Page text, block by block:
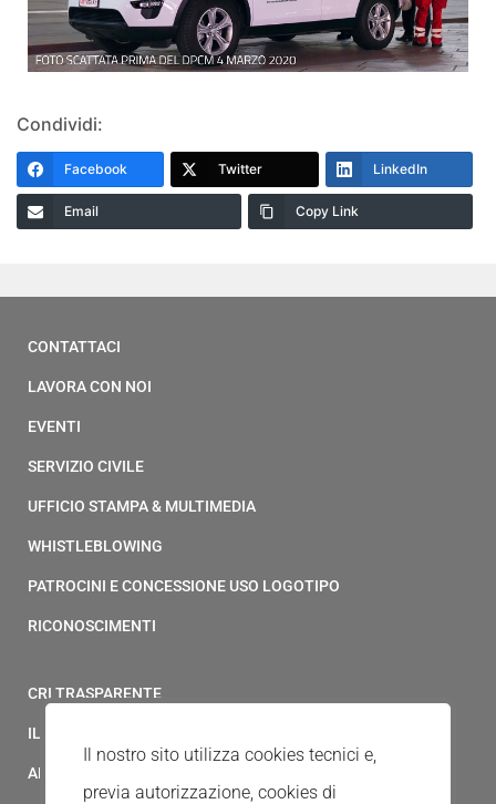
Condividi:
Facebook Twitter LinkedIn
Email Copy Link
CONTATTACI
LAVORA CON NOI
EVENTI
SERVIZIO CIVILE
UFFICIO STAMPA & MULTIMEDIA
WHISTLEBLOWING
PATROCINI E CONCESSIONE USO LOGOTIPO
RICONOSCIMENTI
CRI TRASPARENTE
IL MODELLO 231 DELLA CROCE ROSSA ITALIANA
ALBO FORNITORI
Il nostro sito utilizza cookies tecnici e,
previa autorizzazione, cookies di